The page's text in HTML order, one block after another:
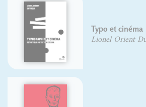
Typo et cinéma
Lionel Orient Dutrieux